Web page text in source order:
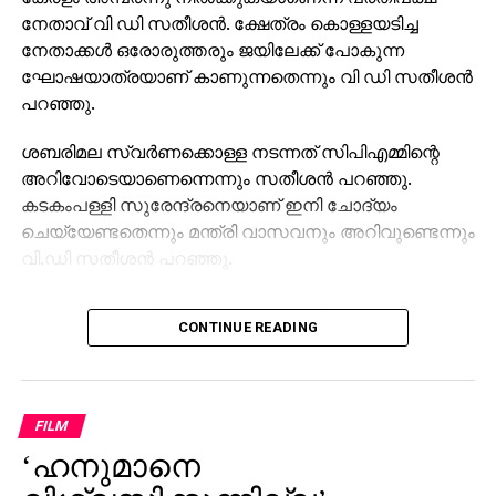
നേതാവ് വി ഡി സതീശന്‍. ക്ഷേത്രം കൊള്ളയടിച്ച
നേതാക്കള്‍ ഒരോരുത്തരും ജയിലേക്ക് പോകുന്ന
ഘോഷയാത്രയാണ് കാണുന്നതെന്നും വി ഡി സതീശന്‍
പറഞ്ഞു.
ശബരിമല സ്വര്‍ണക്കൊള്ള നടന്നത് സിപിഎമ്മിന്റെ
അറിവോടെയാണെന്നെന്നും സതീശന്‍ പറഞ്ഞു.
കടകംപള്ളി സുരേന്ദ്രനെയാണ് ഇനി ചോദ്യം
ചെയ്യേണ്ടതെന്നും മന്ത്രി വാസവനും അറിവുണ്ടെന്നും
വി.ഡി സതീശന്‍ പറഞ്ഞു.
ശബരിമല സ്വര്‍ണക്കൊള്ളയില്‍ മുഖ്യമന്ത്രി
പിണറായി വിജയന്‍ എന്തുകൊണ്ട് മൗനം പാലിക്കുന്നു.
പാര്‍ട്ടിക്ക് ഒരു കുഴപ്പവുമില്ലെന്ന് പറയാന്‍ എം.വി
ഗോവിന്ദന് മാത്രമേ കഴിയൂവെന്നും വി.ഡി സതീശന്‍
പരിഹസിച്ചു. എന്തുകൊണ്ട് ദേവസ്വം ബോര്‍ഡ്
പോറ്റിക്കെതിരെ പരാതി നല്‍കിയില്ലെന്നും പോറ്റി
CONTINUE READING
FILM
‘ഹനുമാനെ